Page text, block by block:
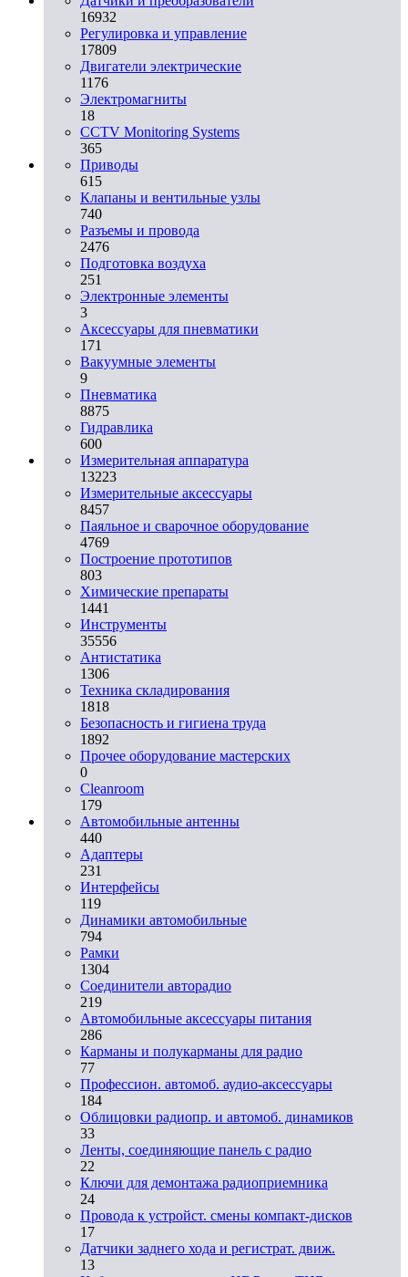
16932
Регулировка и управление
17809
Двигатели электрические
1176
Электромагниты
18
CCTV Monitoring Systems
365
Приводы
615
Клапаны и вентильные узлы
740
Разъемы и провода
2476
Подготовка воздуха
251
Электронные элементы
3
Аксессуары для пневматики
171
Вакуумные элементы
9
Пневматика
8875
Гидравлика
600
Измерительная аппаратура
13223
Измерительные аксессуары
8457
Паяльное и сварочное оборудование
4769
Построение прототипов
803
Химические препараты
1441
Инструменты
35556
Aнтистатика
1306
Техника складирования
1818
Безопасность и гигиена труда
1892
Прочее оборудование мастерских
0
Cleanroom
179
Автомобильные антенны
440
Адаптеры
231
Интерфейсы
119
Динамики автомобильные
794
Рамки
1304
Соединители авторадио
219
Автомобильные аксессуары питания
286
Карманы и полукарманы для радио
77
Профессион. автомоб. аудио-аксессуары
184
Облицовки радиопр. и автомоб. динамиков
33
Ленты, соединяющие панель с радио
22
Ключи для демонтажа радиоприемника
24
Провода к устройст. смены компакт-дисков
17
Датчики заднего хода и регистрат. движ.
13